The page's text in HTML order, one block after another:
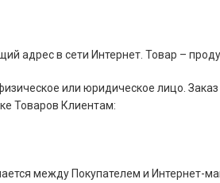
адрес в сети Интернет. Товар –
или юридическое лицо.
Товаров Клиентам:
между Покупателем и Интернет-